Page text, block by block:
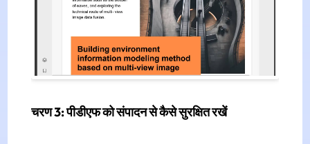
चरण 3: पीडीएफ को संपादन से कैसे सुरक्षित रखें